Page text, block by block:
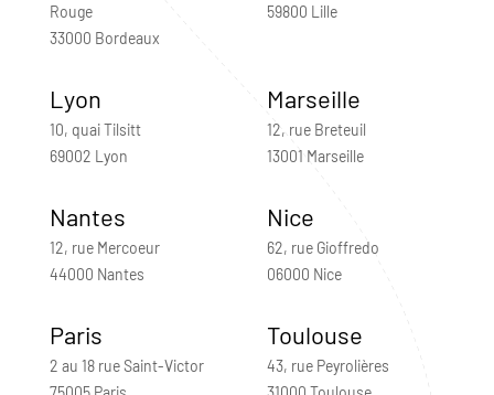
Rouge
33000 Bordeaux
59800 Lille
Lyon
10, quai Tilsitt
69002 Lyon
Marseille
12, rue Breteuil
13001 Marseille
Nantes
12, rue Mercoeur
44000 Nantes
Nice
62, rue Gioffredo
06000 Nice
Paris
2 au 18 rue Saint-Victor
Toulouse
43, rue Peyrolières